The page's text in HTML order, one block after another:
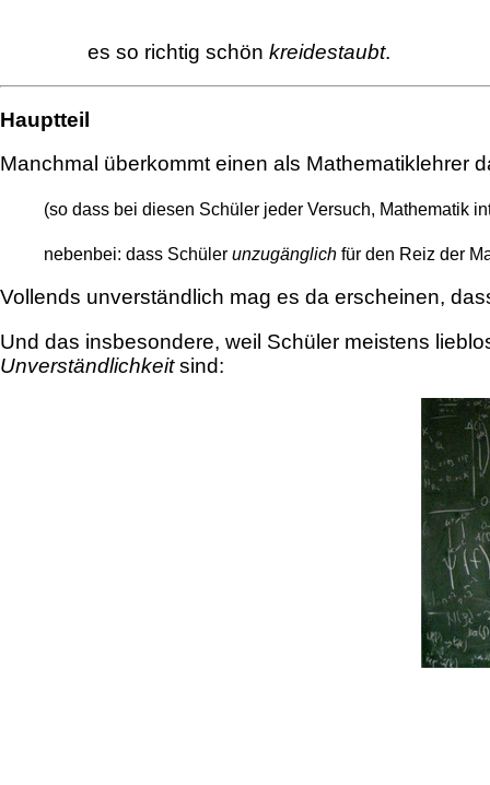
es so richtig schön kreidestaubt.
Hauptteil
Manchmal überkommt einen als Mathematiklehrer
(so dass bei diesen Schüler jeder Versuch, Mathematik
nebenbei: dass Schüler unzugänglich für den Reiz der
Vollends unverständlich mag es da erscheinen,
Und das insbesondere, weil Schüler meistens
Unverständlichkeitsind: